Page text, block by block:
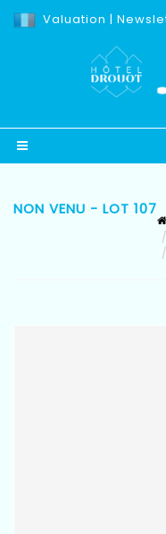
Valuation |
NON VENU - LOT 107